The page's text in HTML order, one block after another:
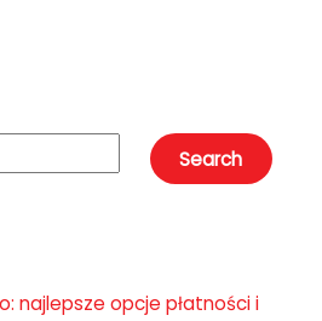
Search
najlepsze opcje płatności i